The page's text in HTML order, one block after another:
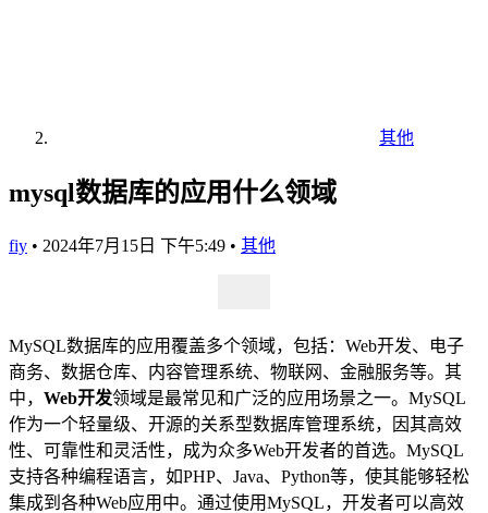
其他
mysql数据库的应用什么领域
fiy • 2024年7月15日 下午5:49 • 其他
MySQL数据库的应用覆盖多个领域，包括：Web开发、电子
商务、数据仓库、内容管理系统、物联网、金融服务等。其
中， Web开发领域是最常见和广泛的应用场景之一。MySQL
作为一个轻量级、开源的关系型数据库管理系统，因其高效
性、可靠性和灵活性，成为众多Web开发者的首选。MySQL
支持各种编程语言，如PHP、Java、Python等，使其能够轻松
集成到各种Web应用中。通过使用MySQL，开发者可以高效